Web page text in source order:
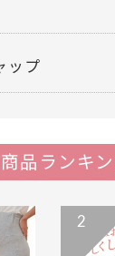
ップ
品ランキ
2